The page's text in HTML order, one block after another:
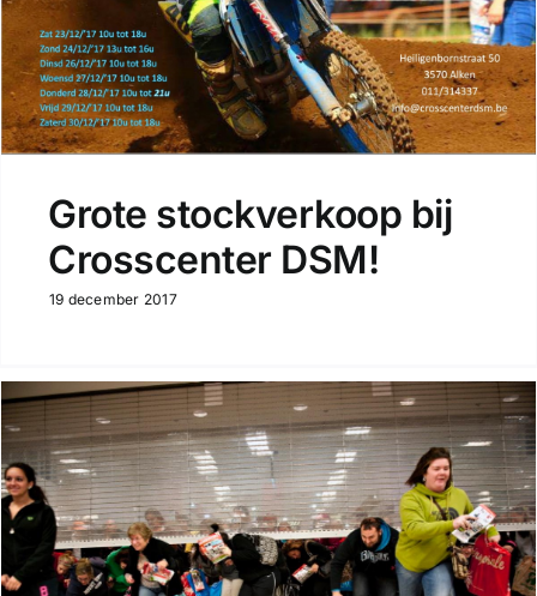
Grote stockverkoop bij
Crosscenter DSM!
19 december 2017